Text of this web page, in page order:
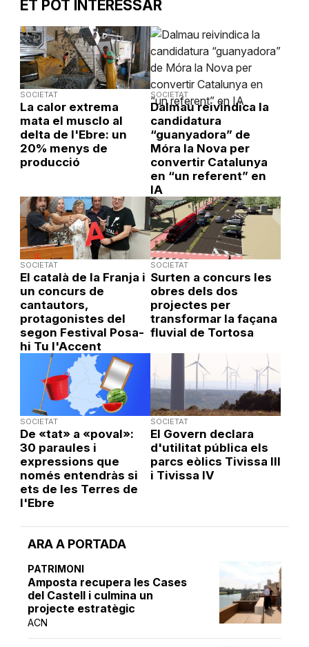
ARA A PORTADA
PATRIMONI
Amposta recupera les Cases
del Castell i culmina un
projecte estratègic
ACN
ET POT INTERESSAR
SOCIETAT
La calor extrema
mata el musclo al
delta de l'Ebre: un
20% menys de
producció
SOCIETAT
Dalmau reivindica la
candidatura
“guanyadora” de
Móra la Nova per
convertir Catalunya
en “un referent” en
IA
SOCIETAT
El català de la Franja i
un concurs de
cantautors,
protagonistes del
segon Festival Posa-
hi Tu l'Accent
SOCIETAT
Surten a concurs les
obres dels dos
projectes per
transformar la façana
fluvial de Tortosa
SOCIETAT
De «tat» a «poval»:
30 paraules i
expressions que
només entendràs si
ets de les Terres de
l'Ebre
SOCIETAT
El Govern declara
d'utilitat pública els
parcs eòlics Tivissa III
i Tivissa IV